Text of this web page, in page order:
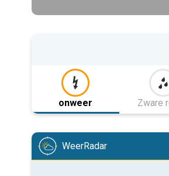
onweer Zware
WeerRadar